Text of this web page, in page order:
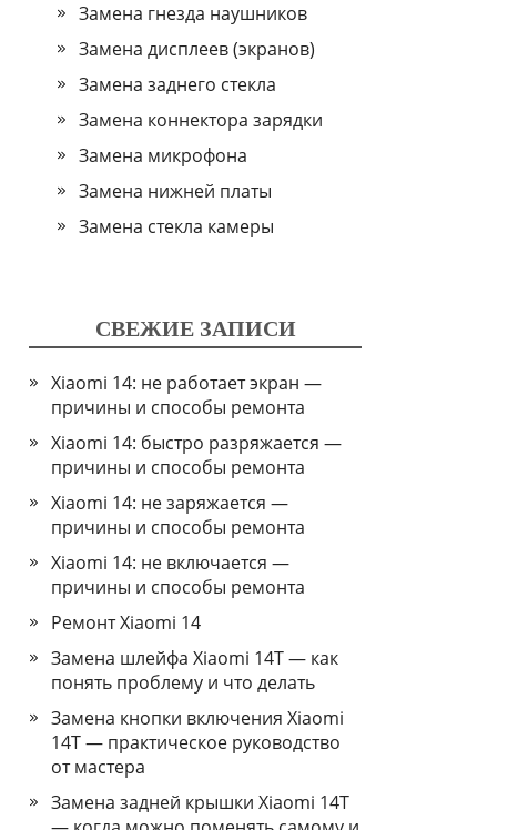
Замена гнезда наушников
Замена дисплеев (экранов)
Замена заднего стекла
Замена коннектора зарядки
Замена микрофона
Замена нижней платы
Замена стекла камеры
СВЕЖИЕ ЗАПИСИ
Xiaomi 14: не работает экран —
причины и способы ремонта
Xiaomi 14: быстро разряжается —
причины и способы ремонта
Xiaomi 14: не заряжается —
причины и способы ремонта
Xiaomi 14: не включается —
причины и способы ремонта
Ремонт Xiaomi 14
Замена шлейфа Xiaomi 14T — как
понять проблему и что делать
Замена кнопки включения Xiaomi
14T — практическое руководство
от мастера
Замена задней крышки Xiaomi 14T